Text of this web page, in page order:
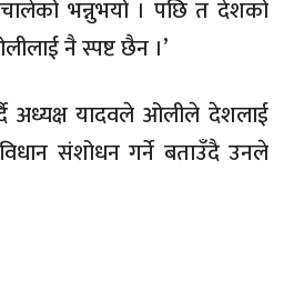
भन्नुभयो । पछि त देशको
नै स्पष्ट छैन ।’
अध्यक्ष यादवले ओलीले देशलाई
संशोधन गर्ने बताउँदै उनले